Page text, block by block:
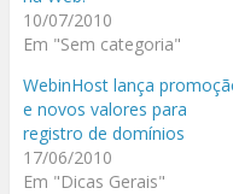
10/07/2010
Em "Sem categoria"
WebinHost lança
e novos valores para
registro de domínios
17/06/2010
Em "Dicas Gerais"